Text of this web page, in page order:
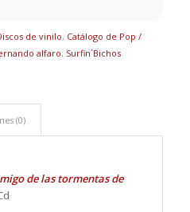
de vinilo, Catálogo de Pop /
alfaro, Surfin´Bichos
(0)
de las tormentas de